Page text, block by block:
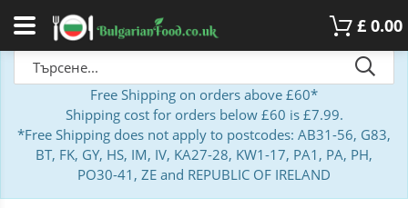
£ 0.00
Free Shipping on orders above £60*
Shipping cost for orders below £60 is £7.99.
*Free Shipping does not apply to postcodes: AB31-56, G83,
BT, FK, GY, HS, IM, IV, KA27-28, KW1-17, PA1, PA, PH,
PO30-41, ZE and REPUBLIC OF IRELAND